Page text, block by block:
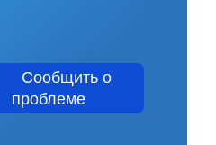
Сообщить о
проблеме